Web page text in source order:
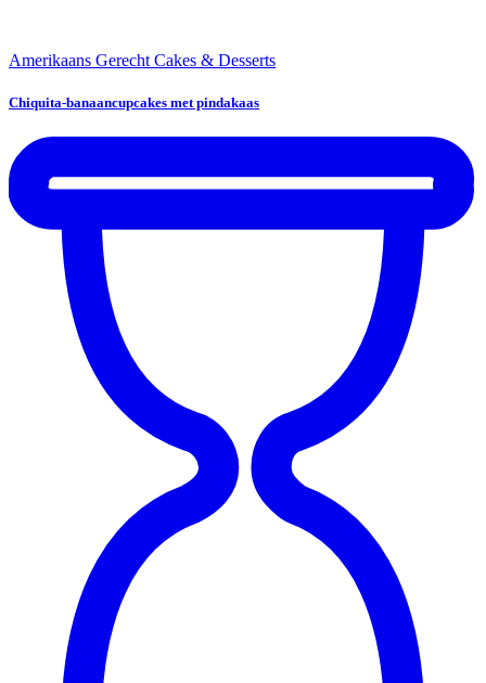
Amerikaans Gerecht Cakes & Desserts
Chiquita-banaancupcakes met pindakaas